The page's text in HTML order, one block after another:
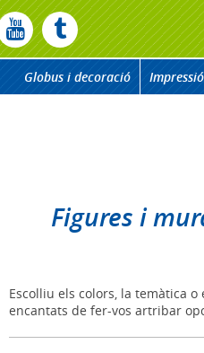
Globus i decoració
Figures i
Escolliu els colors, la temàtica
encantats de fer-vos artribar